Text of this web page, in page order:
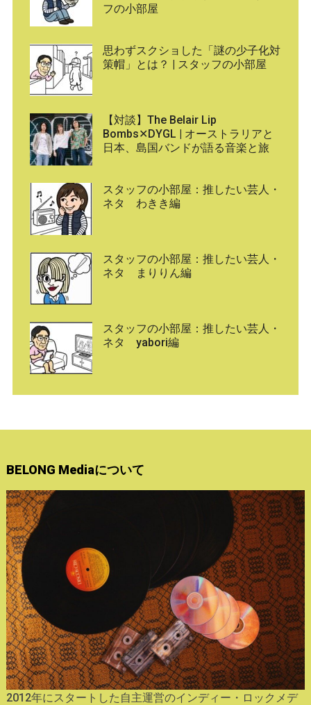
フの小部屋
思わずスクショした「謎の少子化対
策帽」とは？ | スタッフの小部屋
【対談】The Belair Lip
Bombs✕DYGL | オーストラリアと
日本、島国バンドが語る音楽と旅
スタッフの小部屋：推したい芸人・
ネタ わきき編
スタッフの小部屋：推したい芸人・
ネタ まりりん編
スタッフの小部屋：推したい芸人・
ネタ yabori編
BELONG Mediaについて
2012年にスタートした自主運営のインディー・ロックメデ